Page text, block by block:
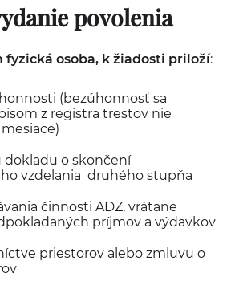
povolenia
fyzická osoba, k žiadosti priloží:
(bezúhonnosť sa
z registra trestov nie
o skončení
vzdelania druhého stupňa
činnosti ADZ, vrátane
príjmov a výdavkov
priestorov alebo zmluvu o